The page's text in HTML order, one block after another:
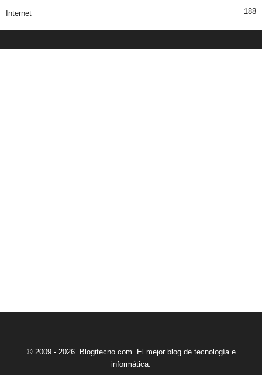
Internet 188
© 2009 - 2026. Blogitecno.com. El mejor blog de tecnología e
informática.